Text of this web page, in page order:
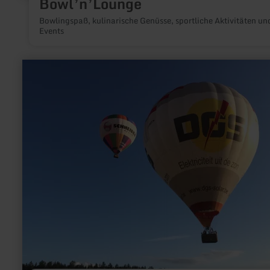
Bowlingspaß, kulinarische Genüsse, sportliche Aktivitäten
Events